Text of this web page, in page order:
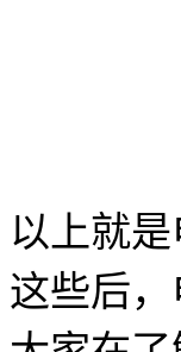
以上就
这些后